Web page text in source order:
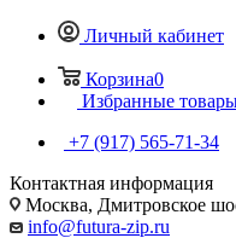
Личный кабинет
Корзина0
Избранные
+7 (917) 565-71-34
Контактная информация
Москва, Дмитровское
info@futura-zip.ru